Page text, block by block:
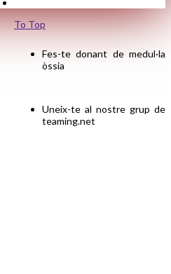
Fes-te donant de medul·la
òssia
Uneix-te al nostre grup de
teaming.net
To Top